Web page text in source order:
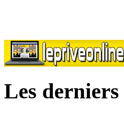
Les